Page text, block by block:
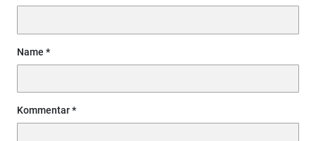
Name
Kommentar